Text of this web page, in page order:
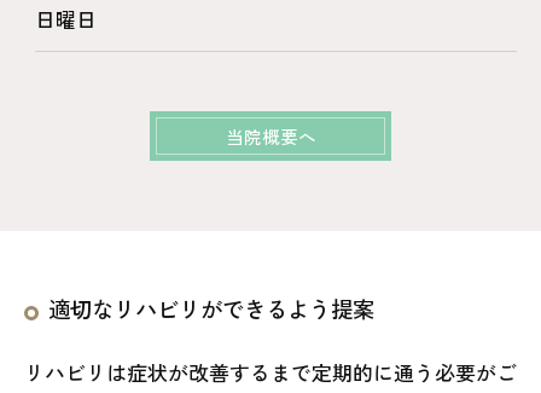
日曜日
当院概要へ
適切なリハビリができるよう提案
リハビリは症状が改善するまで定期的に通う必要がご